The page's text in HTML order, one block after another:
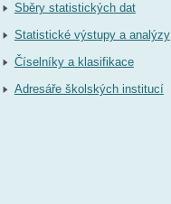
Sběry statistických dat
Statistické výstupy a analýzy
Číselníky a klasifikace
Adresáře školských institucí